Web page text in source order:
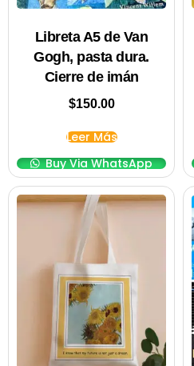
Libreta A5 de Van
Gogh, pasta dura.
Cierre de imán
$150.00
Leer Más
Buy Via WhatsApp